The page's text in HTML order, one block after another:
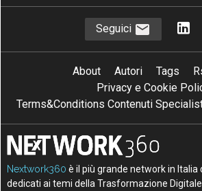
Seguici
About Autori Tags
Privacy e Cookie
Terms&Conditions Contenuti
Nextwork360 è il più grande network in
dedicati ai temi della Trasformazione Digitale